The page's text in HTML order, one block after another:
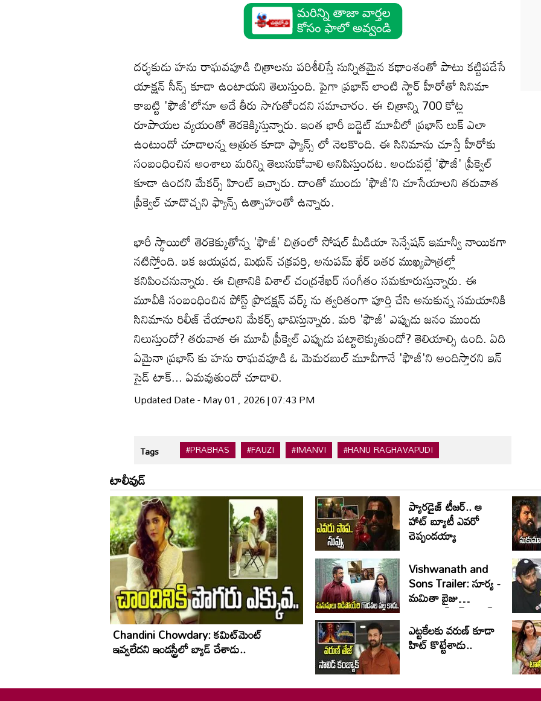
దర్శకుడు హను రాఘవపూడి చిత్రాలను పరిశీలిస్తే సున్నితమైన కథాంశంతో పాటు కట్టిపడేసే
యాక్షన్ సీన్స్ కూడా ఉంటాయని తెలుస్తుంది. పైగా ప్రభాస్ లాంటి స్టార్ హీరోతో సినిమా
కాబట్టి 'ఫౌజీ'లోనూ అదే తీరు సాగుతోందని సమాచారం. ఈ చిత్రాన్ని 700 కోట్ల
రూపాయల వ్యయంతో తెరకెక్కిస్తున్నారు. ఇంత భారీ బడ్జెట్ మూవీలో ప్రభాస్ లుక్ ఎలా
ఉంటుందో చూడాలన్న ఆత్రుత కూడా ఫ్యాన్స్ లో నెలకొంది. ఈ సినిమాను చూస్తే హీరోకు
సంబంధించిన అంశాలు మరిన్ని తెలుసుకోవాలి అనిపిస్తుందట. అందువల్లే 'ఫౌజీ' ప్రీక్వెల్
కూడా ఉందని మేకర్స్ హింట్ ఇచ్చారు. దాంతో ముందు 'ఫౌజీ'ని చూసేయాలని తరువాత
ప్రీక్వెల్ చూడొచ్చని ఫ్యాన్స్ ఉత్సాహంతో ఉన్నారు.
భారీ స్థాయిలో తెరకెక్కుతోన్న 'ఫౌజీ' చిత్రంలో సోషల్ మీడియా సెన్సేషన్ ఇమాన్వీ నాయికగా
నటిస్తోంది. ఇక జయప్రద, మిథున్ చక్రవర్తి, అనుపమ్ ఖేర్ ఇతర ముఖ్యపాత్రల్లో
కనిపించనున్నారు. ఈ చిత్రానికి విశాల్ చంద్రశేఖర్ సంగీతం సమకూరుస్తున్నారు. ఈ
మూవీకి సంబంధించిన పోస్ట్ ప్రొడక్షన్ వర్క్ ను త్వరితంగా పూర్తి చేసి అనుకున్న సమయానికి
సినిమాను రిలీజ్ చేయాలని మేకర్స్ భావిస్తున్నారు. మరి 'ఫౌజీ' ఎప్పుడు జనం ముందు
నిలుస్తుందో? తరువాత ఈ మూవీ ప్రీక్వెల్ ఎప్పుడు పట్టాలెక్కుతుందో? తెలియాల్సి ఉంది. ఏది
ఏమైనా ప్రభాస్ కు హను రాఘవపూడి ఓ మెమరబుల్ మూవీగానే 'ఫౌజీ'ని అందిస్తారని ఇన్
సైడ్ టాక్... ఏమవుతుందో చూడాలి.
Updated Date - May 01 , 2026 | 07:43 PM
Tags #PRABHAS #FAUZI #IMANVI #HANU RAGHAVAPUDI
టాలీవుడ్
Chandini Chowdary: కమిట్‌మెంట్
ఇవ్వలేదని ఇండస్ట్రీలో బ్యాడ్ చేశాడు..
ప్యారడైజ్ టీజర్.. ఆ
హాట్ బ్యూటీ ఎవరో
చెప్పండయ్యా
Vishwanath and
Sons Trailer: సూర్య -
మమితా బైజు
ఎమోషనల్ రైడ్.. హిట్
పక్కా
ఎట్టకేలకు వరుణ్ కూడా
హిట్ కొట్టేశాడు..